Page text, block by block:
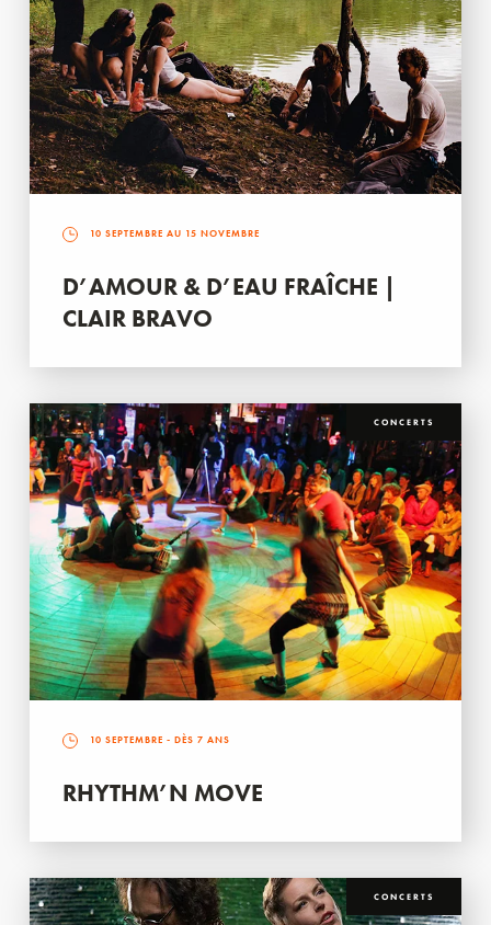
10 SEPTEMBRE AU 15 NOVEMBRE
D’AMOUR & D’EAU FRAÎCHE |
CLAIR BRAVO
CONCERTS
10 SEPTEMBRE - DÈS 7 ANS
RHYTHM’N MOVE
CONCERTS